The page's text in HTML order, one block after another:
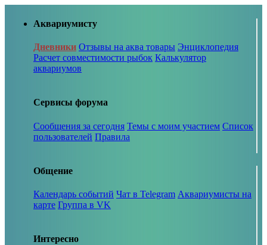
Аквариумисту
Дневники Отзывы на аква товары Энциклопедия
Расчет совместимости рыбок Калькулятор
аквариумов
Сервисы форума
Сообщения за сегодня Темы с моим участием Список
пользователей Правила
Общение
Календарь событий Чат в Telegram Аквариумисты на
карте Группа в VK
Интересно